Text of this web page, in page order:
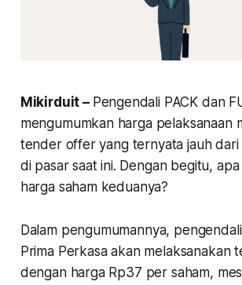
Mikirduit – Pengendali PACK dan
mengumumkan harga pelaksanaan
tender offer yang ternyata jauh dari
di pasar saat ini. Dengan begitu,
harga saham keduanya?
Dalam pengumumannya,
Prima Perkasa akan melaksanakan
dengan harga Rp37 per saham,